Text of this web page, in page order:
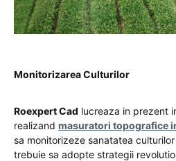
Monitorizarea Culturilor
Roexpert Cad lucreaza in prezent
realizand masuratori topografice
sa monitorizeze sanatatea
trebuie sa adopte strategii